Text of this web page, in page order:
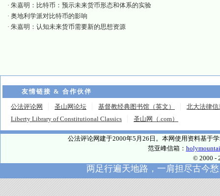
· 朱嘉明：比特币：预示未来货币形态和体系的实验
· 奥地利学派对比特币的影响
· 朱嘉明：认知未来货币需要新的思想资源
友情链接 & 合作伙伴
公法评论网 圣山网论坛 基督教经典图书馆（英文）
北大法律信
Liberty Library of Constitutional Classics
圣山网（.com）
公法评论网建于2000年5月26日。本网使用资料基于
范亚峰信箱：
© 2000 -
两足行遍天地路，一肩担尽古今